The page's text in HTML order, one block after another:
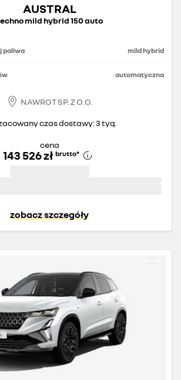
AUSTRAL
mild hybrid 150 auto
paliwa mild hybrid
automatyczna
NAWROT SP. Z O.O.
czas dostawy: 3 tyg.
cena
143 526 zł brutto*
zobacz szczegóły